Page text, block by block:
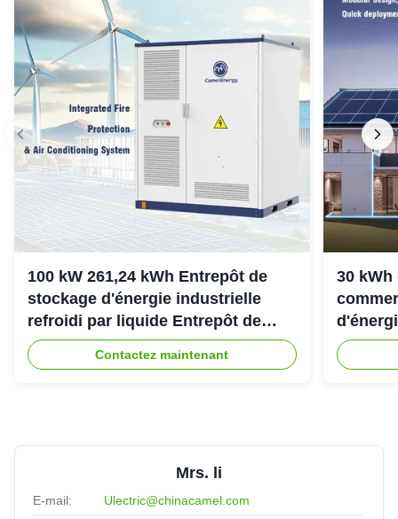
100 kW 261,24 kWh Entrepôt de
stockage d'énergie industrielle
refroidi par liquide Entrepôt de
stockage d'énergie refroidi par
liquide IP54
Contactez maintenant
30 kWh
Mrs. li
E-mail: Ulectric@chinacamel.com